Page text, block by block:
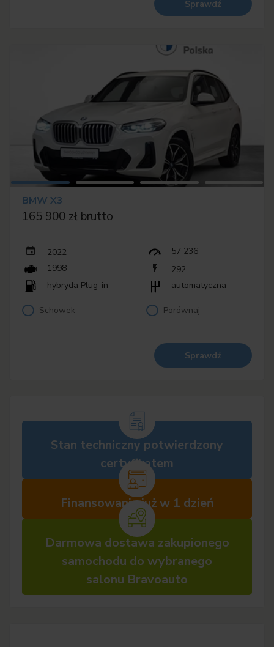
Sprawdź
BMW X3
165 900 zł brutto
2022
57 236
1998
292
hybryda Plug-in
automatyczna
Schowek Porównaj
Sprawdź
Stan techniczny potwierdzony
certyfikatem
Finansowanie już w 1 dzień
Darmowa dostawa zakupionego
samochodu do wybranego
salonu Bravoauto